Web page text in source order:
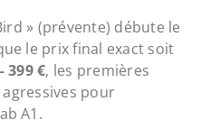
» (prévente) débute le
le prix final exact soit
399 €, les premières
pour
A1.